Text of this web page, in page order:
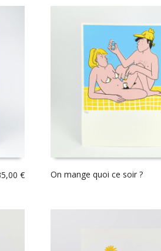
€ On mange quoi ce soir ?